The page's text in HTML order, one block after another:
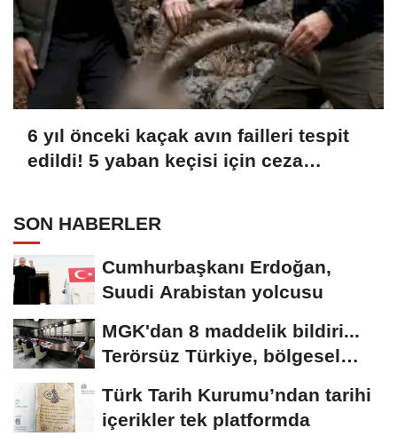
6 yıl önceki kaçak avın failleri tespit
edildi! 5 yaban keçisi için ceza
SON HABERLER
Cumhurbaşkanı Erdoğan,
Suudi Arabistan yolcusu
MGK'dan 8 maddelik bildiri...
Terörsüz Türkiye, bölgesel
Türk Tarih Kurumu’ndan tarihi
içerikler tek platformda